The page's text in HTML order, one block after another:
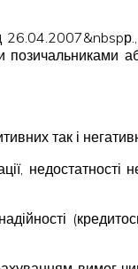
позичальниками
так і
недостатності